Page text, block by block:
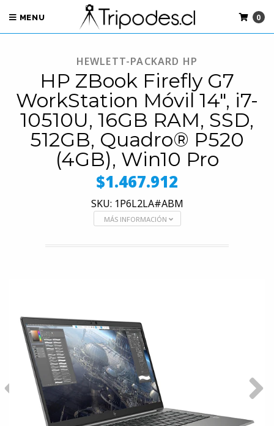
MENU 0
HEWLETT-PACKARD HP
HP ZBook Firefly G7
WorkStation Móvil 14", i7-
10510U, 16GB RAM, SSD,
512GB, Quadro® P520
(4GB), Win10 Pro
$1.467.912
SKU: 1P6L2LA#ABM
MÁS INFORMACIÓN